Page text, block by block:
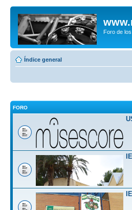
Foro de
Índice general
FORO